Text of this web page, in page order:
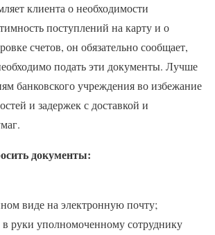
клиента о необходимости
поступлений на карту и о
счетов, он обязательно сообщает,
подать эти документы. Лучше
банковского учреждения во избежание
и задержек с доставкой и
документы:
виде на электронную почту;
в руки уполномоченному сотруднику